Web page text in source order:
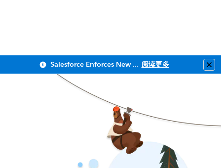
Salesforce Enforces New Security Requirements in Summer 2026 阅读更多